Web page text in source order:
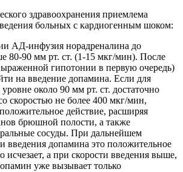
здравоохранения приемлема
больных с кардиогенным шоком:
АД-инфузия норадреналина до
90 мм рт. ст. (1-15 мкг/мин). После
гипотонии в первую очередь)
на введение допамина. Если для
около 90 мм рт. ст. достаточно
скоростью не более 400 мкг/мин,
действие, расширяя
брюшной полости, а также
сосуды. При дальнейшем
введения допамина это положительное
исчезает, а при скорости введения выше,
уже вызывает только